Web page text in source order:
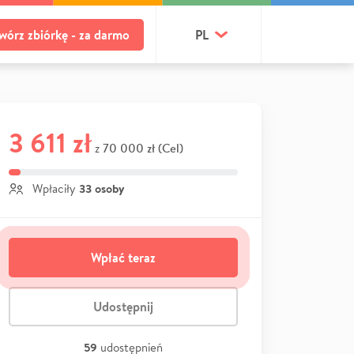
zbiórkę - za darmo PL
3 611 zł z 70 000 zł (Cel)
Wpłaciły 33 osoby
Wpłać teraz
Udostępnij
59 udostępnień